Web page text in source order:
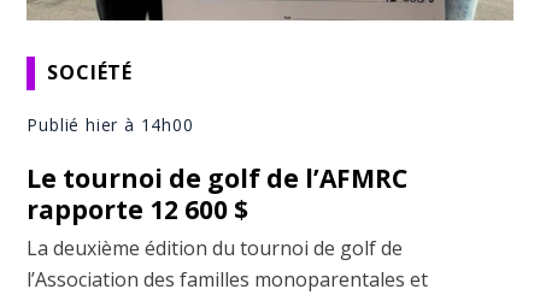
SOCIÉTÉ
Publié hier à 14h00
Le tournoi de golf de l’AFMRC
rapporte 12 600 $
La deuxième édition du tournoi de golf de
l’Association des familles monoparentales et